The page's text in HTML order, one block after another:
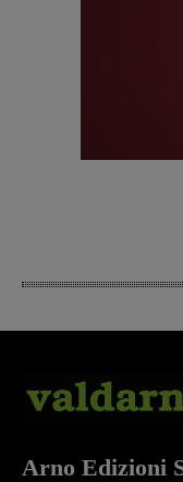
Arno Edizioni